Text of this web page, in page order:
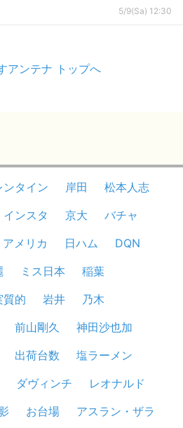
5/9(Sa) 12:30
アンテナ トップへ
ンタイン 岸田
松本人志
インスタ 京大
バチャ
アメリカ 日ハム
DQN
ミス日本
稲葉
質的 岩井
乃木
前山剛久
神田沙也加
出荷台数
塩ラーメン
ダヴィンチ
レオナルド
お台場
アスラン・ザラ